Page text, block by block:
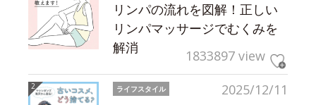
リンパの流れを図解！正しい
リンパマッサージでむくみを
解消
1833897 view
2025/12/11
ライフスタイル